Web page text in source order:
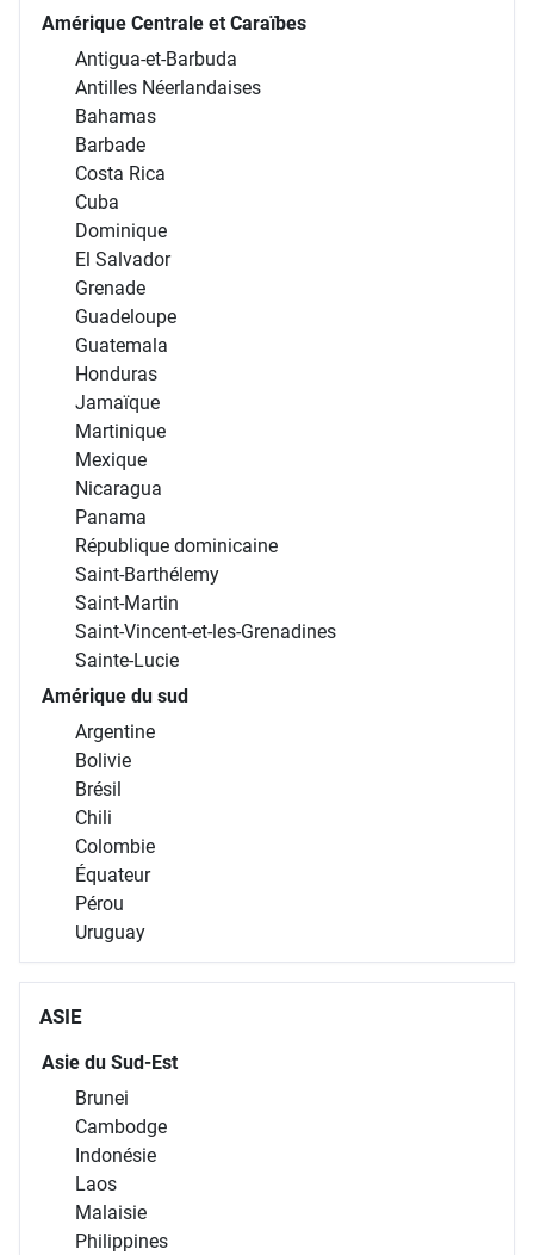
Amérique Centrale et Caraïbes
Antigua-et-Barbuda
Antilles Néerlandaises
Bahamas
Barbade
Costa Rica
Cuba
Dominique
El Salvador
Grenade
Guadeloupe
Guatemala
Honduras
Jamaïque
Martinique
Mexique
Nicaragua
Panama
République dominicaine
Saint-Barthélemy
Saint-Martin
Saint-Vincent-et-les-Grenadines
Sainte-Lucie
Amérique du sud
Argentine
Bolivie
Brésil
Chili
Colombie
Équateur
Pérou
Uruguay
ASIE
Asie du Sud-Est
Brunei
Cambodge
Indonésie
Laos
Malaisie
Philippines